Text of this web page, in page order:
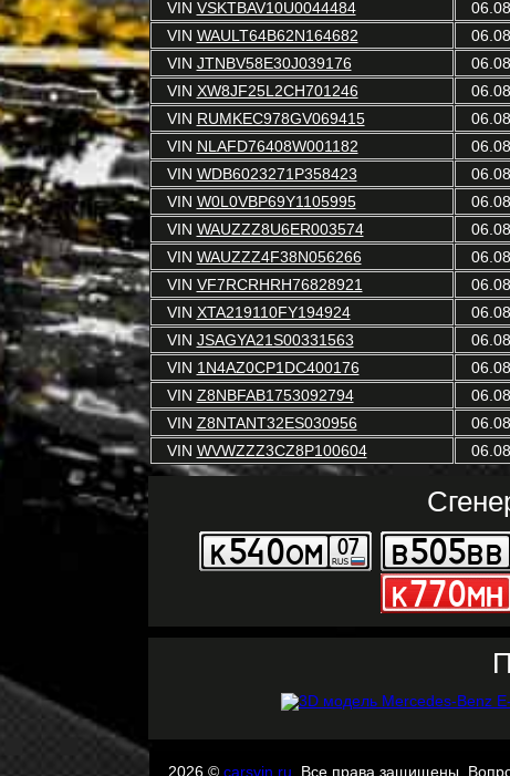
VIN VSKTBAV10U0044484
VIN WAULT64B62N164682
VIN JTNBV58E30J039176
VIN XW8JF25L2CH701246
VIN RUMKEC978GV069415
VIN NLAFD76408W001182
VIN WDB6023271P358423
VIN W0L0VBP69Y1105995
VIN WAUZZZ8U6ER003574
VIN WAUZZZ4F38N056266
VIN VF7RCRHRH76828921
VIN XTA219110FY194924
VIN JSAGYA21S00331563
VIN 1N4AZ0CP1DC400176
VIN Z8NBFAB1753092794
VIN Z8NTANT32ES030956
VIN WVWZZZ3CZ8P100604
2026 © carsvin.ru . Все права защищены.